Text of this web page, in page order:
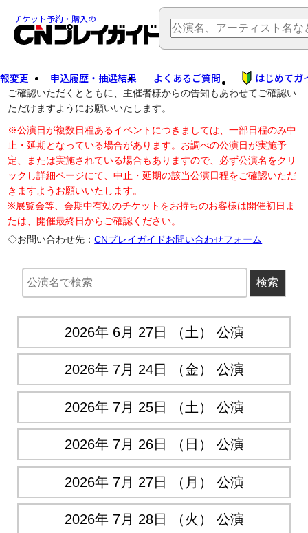
チケット予約・購入の
変更 申込履歴・抽選結果 よくあるご質問 はじめてガ
公演中止に伴う払戻し・延期等のご案内は、以下公演日リンクから
ご確認いただくとともに、主催者様からの告知もあわせてご確認い
ただけますようにお願いいたします。
※公演日が複数日程あるイベントにつきましては、一部日程のみ中
止・延期となっている場合があります。お調べの公演日が実施予
定、または実施されている場合もありますので、必ず公演名をクリ
ックし詳細ページにて、中止・延期の該当公演日程をご確認いただ
きますようお願いいたします。
※展覧会等、会期中有効のチケットをお持ちのお客様は開催初日ま
たは、開催最終日からご確認ください。
◇お問い合わせ先：CNプレイガイドお問い合わせフォーム
2026年 6月 27日 （土） 公演
2026年 7月 24日 （金） 公演
2026年 7月 25日 （土） 公演
2026年 7月 26日 （日） 公演
2026年 7月 27日 （月） 公演
2026年 7月 28日 （火） 公演